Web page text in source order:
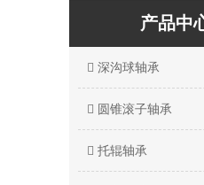
产品中
深沟球轴承
圆锥滚子轴承
托辊轴承